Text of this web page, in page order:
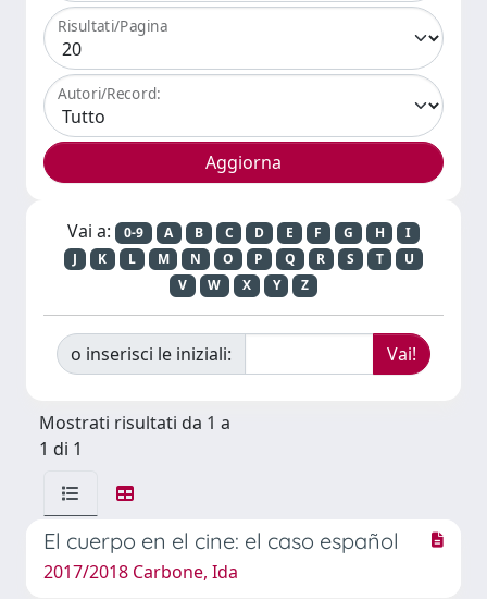
Risultati/Pagina
Autori/Record:
Vai a: 0-9 A B C D E F G H
I
J
K L M N O P Q R S T
U
V
W X Y Z
o inserisci le iniziali:
Mostrati risultati da 1 a
1 di 1
El cuerpo en el cine: el caso español
2017/2018 Carbone, Ida